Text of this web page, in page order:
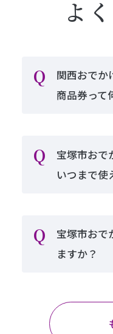
よ
関西おでか
商品券って
宝塚市おで
いつまで使
宝塚市おで
ますか？